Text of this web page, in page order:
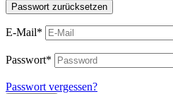
Passwort zurücksetzen
E-Mail*
Passwort*
Passwort vergessen?